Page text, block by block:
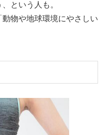
という人も。
物や地球環境にやさしい